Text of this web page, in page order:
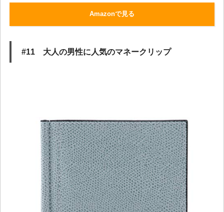
Amazonで見る
#11 大人の男性に人気のマネークリップ